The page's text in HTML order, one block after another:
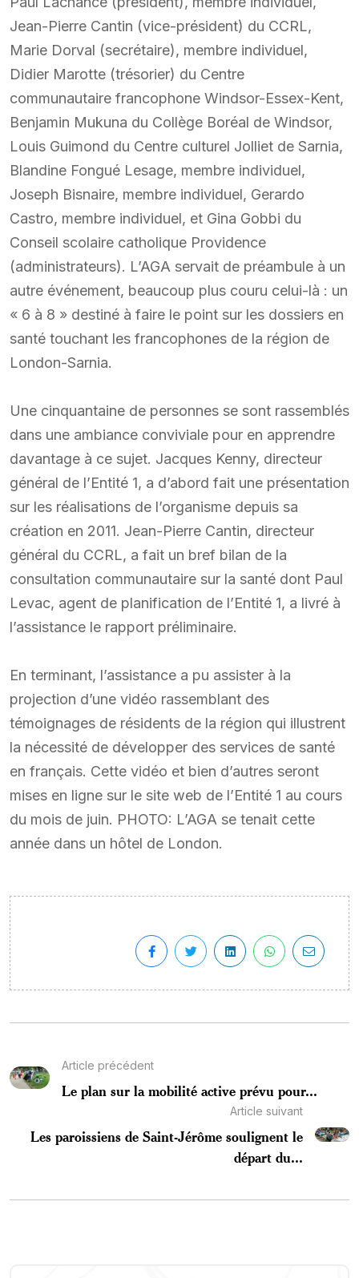
Jean-Pierre Cantin (vice-président) du CCRL,
Marie Dorval (secrétaire), membre individuel,
Didier Marotte (trésorier) du Centre
communautaire francophone Windsor-Essex-Kent,
Benjamin Mukuna du Collège Boréal de Windsor,
Louis Guimond du Centre culturel Jolliet de Sarnia,
Blandine Fongué Lesage, membre individuel,
Joseph Bisnaire, membre individuel, Gerardo
Castro, membre individuel, et Gina Gobbi du
Conseil scolaire catholique Providence
(administrateurs). L’AGA servait de préambule à un
autre événement, beaucoup plus couru celui-là : un
« 6 à 8 » destiné à faire le point sur les dossiers en
santé touchant les francophones de la région de
London-Sarnia.
Une cinquantaine de personnes se sont rassemblés
dans une ambiance conviviale pour en apprendre
davantage à ce sujet. Jacques Kenny, directeur
général de l’Entité 1, a d’abord fait une présentation
sur les réalisations de l’organisme depuis sa
création en 2011. Jean-Pierre Cantin, directeur
général du CCRL, a fait un bref bilan de la
consultation communautaire sur la santé dont Paul
Levac, agent de planification de l’Entité 1, a livré à
l’assistance le rapport préliminaire.
En terminant, l’assistance a pu assister à la
projection d’une vidéo rassemblant des
témoignages de résidents de la région qui illustrent
la nécessité de développer des services de santé
en français. Cette vidéo et bien d’autres seront
mises en ligne sur le site web de l’Entité 1 au cours
du mois de juin. PHOTO: L’AGA se tenait cette
année dans un hôtel de London.
Article précédent
Le plan sur la mobilité active prévu pour...
Article suivant
Les paroissiens de Saint-Jérôme soulignent le
départ du...